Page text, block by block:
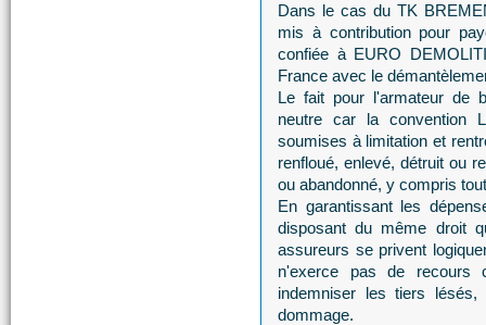
Dans le cas du TK
mis à contribution pour
confiée à EURO
France avec le
Le fait pour l'armateur de
neutre car la convention
soumises à limitation et
renfloué, enlevé, détruit ou
ou abandonné, y compris
En garantissant les
disposant du même droit
assureurs se privent
n'exerce pas de recours
indemniser les tiers
dommage.